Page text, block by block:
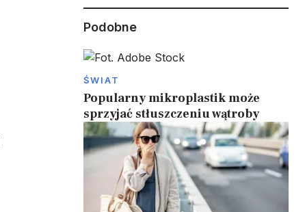
Podobne
ŚWIAT
Popularny mikroplastik może
sprzyjać stłuszczeniu wątroby